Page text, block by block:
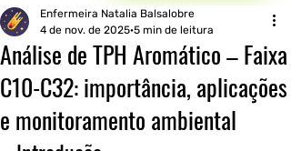
Análise de TPH Aromático – Faixa
C10-C32: importância, aplicações
e monitoramento ambiental
Enfermeira Natalia Balsalobre
4 de nov. de 2025 5 min de leitura